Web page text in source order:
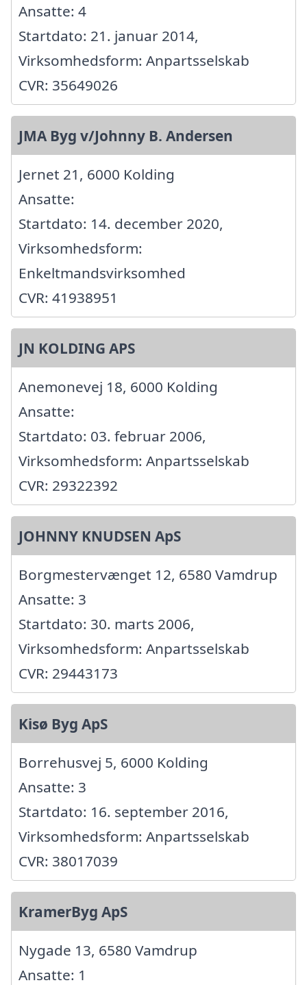
Ansatte: 4
Startdato: 21. januar 2014,
Virksomhedsform: Anpartsselskab
CVR: 35649026
JMA Byg v/Johnny B. Andersen
Jernet 21, 6000 Kolding
Ansatte:
Startdato: 14. december 2020,
Virksomhedsform:
Enkeltmandsvirksomhed
CVR: 41938951
JN KOLDING APS
Anemonevej 18, 6000 Kolding
Ansatte:
Startdato: 03. februar 2006,
Virksomhedsform: Anpartsselskab
CVR: 29322392
JOHNNY KNUDSEN ApS
Borgmestervænget 12, 6580 Vamdrup
Ansatte: 3
Startdato: 30. marts 2006,
Virksomhedsform: Anpartsselskab
CVR: 29443173
Kisø Byg ApS
Borrehusvej 5, 6000 Kolding
Ansatte: 3
Startdato: 16. september 2016,
Virksomhedsform: Anpartsselskab
CVR: 38017039
KramerByg ApS
Nygade 13, 6580 Vamdrup
Ansatte: 1